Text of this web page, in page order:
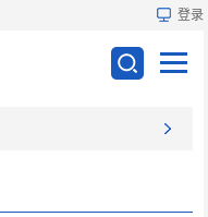
登录